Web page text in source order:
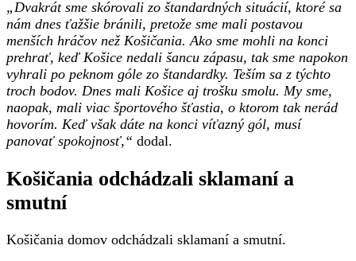
„Dvakrát sme skórovali zo štandardných situácií, ktoré sa
nám dnes ťažšie bránili, pretože sme mali postavou
menších hráčov než Košičania. Ako sme mohli na konci
prehrať, keď Košice nedali šancu zápasu, tak sme napokon
vyhrali po peknom góle zo štandardky. Teším sa z týchto
troch bodov. Dnes mali Košice aj trošku smolu. My sme,
naopak, mali viac športového šťastia, o ktorom tak nerád
hovorím. Keď však dáte na konci víťazný gól, musí
panovať spokojnosť,“ dodal.
Košičania odchádzali sklamaní a
smutní
Košičania domov odchádzali sklamaní a smutní.